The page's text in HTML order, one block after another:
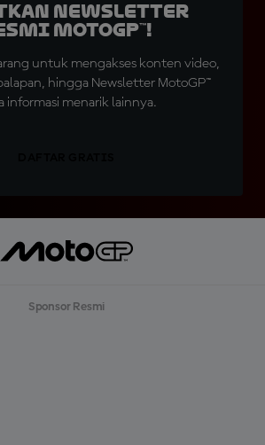
Newsletter
MotoGP™!
untuk mengakses konten video,
hingga Newsletter MotoGP™
informasi menarik lainnya.
Sponsor Resmi